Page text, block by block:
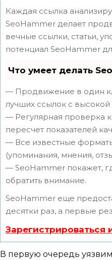
Каждая ссылка
SeoHammer делает
вечные ссылки, статьи,
потенциал SeoHammer
Что умеет делать
— Продвижение в один
лучших ссылок с
— Регулярная проверка
пересчет показателей
— Все известные
(упоминания, мнения,
— SeoHammer покажет,
обратить внимание.
SeoHammer еще
десятки раз, а первые
В первую очередь